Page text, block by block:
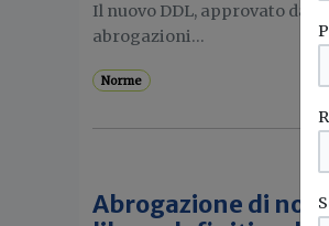
Il nuovo DDL, approvato dal
abrogazioni...
Norme
Abrogazione di